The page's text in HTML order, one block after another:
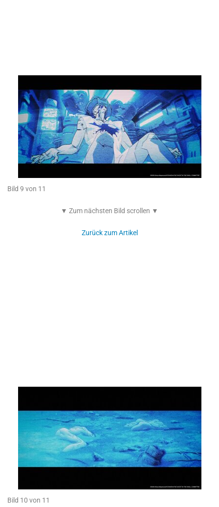
Bild 9 von 11
▼ Zum nächsten Bild scrollen ▼
Zurück zum Artikel
Bild 10 von 11